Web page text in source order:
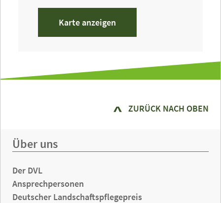
Karte anzeigen
ZURÜCK NACH OBEN
Über uns
Der DVL
Ansprechpersonen
Deutscher Landschaftspflegepreis